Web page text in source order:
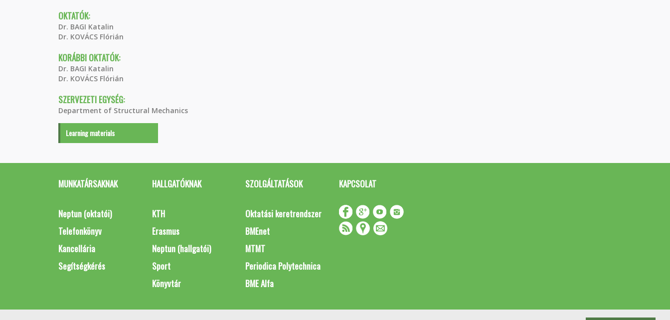
OKTATÓK:
Dr. BAGI Katalin
Dr. KOVÁCS Flórián
KORÁBBI OKTATÓK:
Dr. BAGI Katalin
Dr. KOVÁCS Flórián
SZERVEZETI EGYSÉG:
Department of Structural Mechanics
Learning materials
MUNKATÁRSAKNAK
Neptun (oktatói)
Telefonkönyv
Kancellária
Segítségkérés
HALLGATÓKNAK
KTH
Erasmus
Neptun (hallgatói)
Sport
Könyvtár
SZOLGÁLTATÁSOK
Oktatási keretrendszer
BMEnet
MTMT
Periodica Polytechnica
BME Alfa
KAPCSOLAT